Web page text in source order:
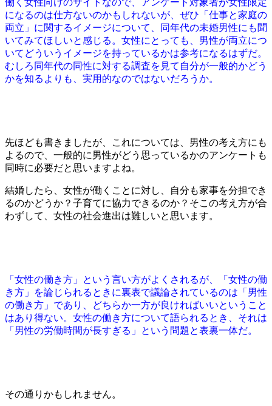
になるのは仕方ないのかもしれないが、ぜひ「仕事と家庭の
両立」に関するイメージについて、同年代の未婚男性にも聞
いてみてほしいと感じる。女性にとっても、男性が両立につ
いてどういうイメージを持っているかは参考になるはずだ。
むしろ同年代の同性に対する調査を見て自分が一般的かどう
かを知るよりも、実用的なのではないだろうか。
先ほども書きましたが、これについては、男性の考え方にも
よるので、一般的に男性がどう思っているかのアンケートも
同時に必要だと思いますよね。
結婚したら、女性が働くことに対し、自分も家事を分担でき
るのかどうか？子育てに協力できるのか？そこの考え方が合
わずして、女性の社会進出は難しいと思います。
「女性の働き方」という言い方がよくされるが、「女性の働
き方」を論じられるときに裏表で議論されているのは「男性
の働き方」であり、どちらか一方が良ければいいということ
はあり得ない。女性の働き方について語られるとき、それは
「男性の労働時間が長すぎる」という問題と表裏一体だ。
その通りかもしれません。